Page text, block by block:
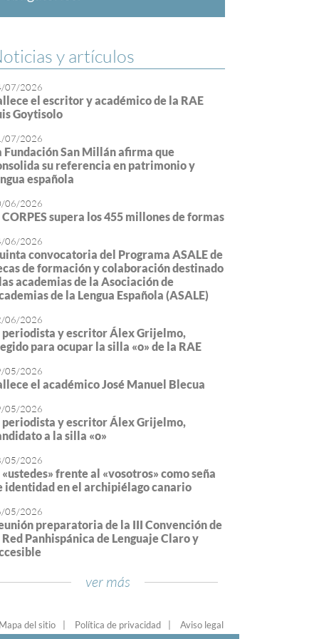
y artículos
07/2026
el escritor y académico de la RAE
Goytisolo
07/2026
Fundación San Millán afirma que
su referencia en patrimonio y
española
06/2026
CORPES supera los 455 millones de formas
06/2026
convocatoria del Programa ASALE de
de formación y colaboración destinado
academias de la Asociación de
de la Lengua Española (ASALE)
06/2026
periodista y escritor Álex Grijelmo,
para ocupar la silla «o» de la RAE
05/2026
el académico José Manuel Blecua
05/2026
periodista y escritor Álex Grijelmo,
a la silla «o»
05/2026
«ustedes» frente al «vosotros» como seña
identidad en el archipiélago canario
05/2026
preparatoria de la III Convención de
Red Panhispánica de Lenguaje Claro y
ver más
Mapa del sitio Política de privacidad Aviso legal